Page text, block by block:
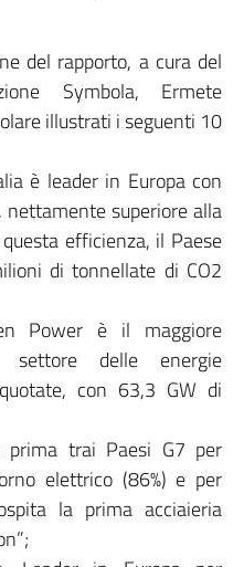
del rapporto, a cura del
Symbola, Ermete
illustrati i seguenti 10
è leader in Europa con
nettamente superiore alla
efficienza, il Paese
di tonnellate di CO2
Power è il maggiore
settore delle energie
con 63,3 GW di
trai Paesi G7 per
elettrico (86%) e per
la prima acciaieria